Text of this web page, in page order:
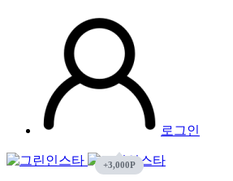
로그인